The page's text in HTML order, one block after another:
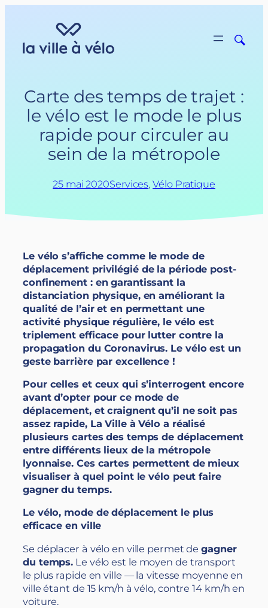
Carte des temps de trajet :
le vélo est le mode le plus
rapide pour circuler au
sein de la métropole
25 mai 2020Services, Vélo Pratique
Le vélo s’affiche comme le mode de
déplacement privilégié de la période post-
confinement : en garantissant la
distanciation physique, en améliorant la
qualité de l’air et en permettant une
activité physique régulière, le vélo est
triplement efficace pour lutter contre la
propagation du Coronavirus. Le vélo est un
geste barrière par excellence !
Pour celles et ceux qui s’interrogent encore
avant d’opter pour ce mode de
déplacement, et craignent qu’il ne soit pas
assez rapide, La Ville à Vélo a réalisé
plusieurs cartes des temps de déplacement
entre différents lieux de la métropole
lyonnaise. Ces cartes permettent de mieux
visualiser à quel point le vélo peut faire
gagner du temps.
Le vélo, mode de déplacement le plus
efficace en ville
Se déplacer à vélo en ville permet degagner
du temps. Le vélo est le moyen de transport
le plus rapide en ville — la vitesse moyenne en
ville étant de 15 km/h à vélo, contre 14 km/h en
voiture.